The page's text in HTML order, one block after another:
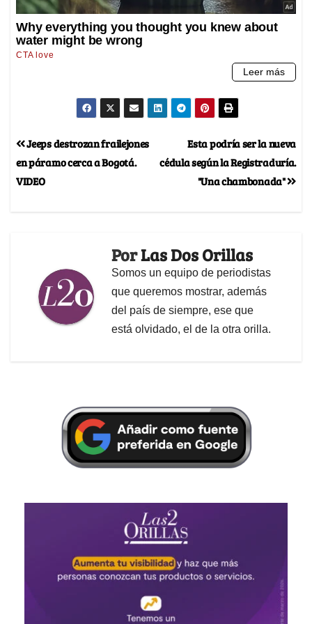
Esta podría ser la nueva
cédula según la Registraduría.
"Una chambonada"
Jeeps destrozan frailejones
en páramo cerca a Bogotá.
VIDEO
PorLas Dos Orillas
Somos un equipo de periodistas
que queremos mostrar, además
del país de siempre, ese que
está olvidado, el de la otra orilla.